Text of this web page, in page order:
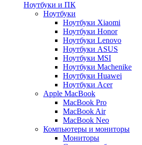
Ноутбуки и ПК
Ноутбуки
Ноутбуки Xiaomi
Ноутбуки Honor
Ноутбуки Lenovo
Ноутбуки ASUS
Ноутбуки MSI
Ноутбуки Machenike
Ноутбуки Huawei
Ноутбуки Acer
Apple MacBook
MacBook Pro
MacBook Air
MacBook Neo
Компьютеры и мониторы
Мониторы